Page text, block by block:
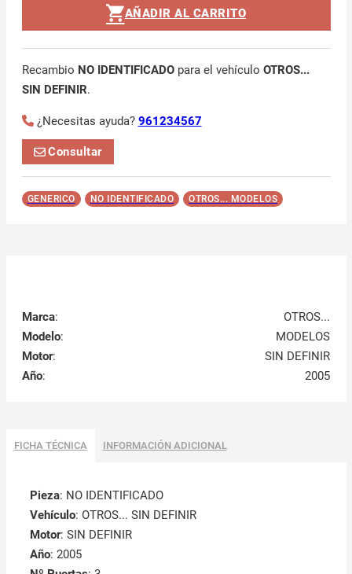
AÑADIR AL CARRITO
Recambio NO IDENTIFICADOpara el vehículo OTROS...
SIN DEFINIR.
¿Necesitas ayuda? 961234567
Consultar
GENERICO NO IDENTIFICADO OTROS... MODELOS
Marca:
OTROS...
Modelo:
MODELOS
Motor:
SIN DEFINIR
Año: 2005
FICHA TÉCNICA INFORMACIÓN ADICIONAL
Pieza: NO IDENTIFICADO
Vehículo: OTROS... SIN DEFINIR
Motor: SIN DEFINIR
Año: 2005